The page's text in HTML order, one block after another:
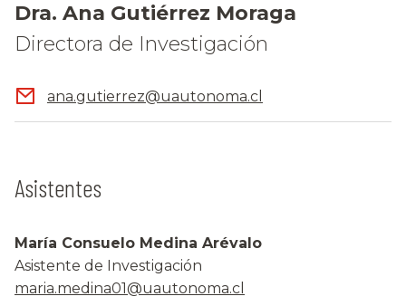
Dra. Ana Gutiérrez Moraga
Directora de Investigación
ana.gutierrez@uautonoma.cl
Asistentes
María Consuelo Medina Arévalo
Asistente de Investigación
maria.medina01@uautonoma.cl